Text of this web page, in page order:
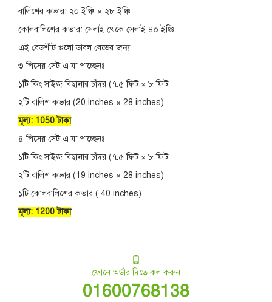
বালিশের কভার: ২০ ইঞ্চি × ২৮ ইঞ্চি
কোলবালিশের কভার: সেলাই থেকে সেলাই ৪০ ইঞ্চি
এই বেডশীট গুলো ডাবল বেডের জন্য ।
৩ পিসের সেট এ যা পাচ্ছেনঃ
১টি কিং সাইজ বিছানার চাঁদর (৭.৫ ফিট × ৮ ফিট
২টি বালিশ কভার (20 inches × 28 inches)
মূল্য: 1050 টাকা
৪ পিসের সেট এ যা পাচ্ছেনঃ
১টি কিং সাইজ বিছানার চাঁদর (৭.৫ ফিট × ৮ ফিট
২টি বালিশ কভার (19 inches × 28 inches)
১টি কোলবালিশের কভার ( 40 inches)
মূল্য: 1200 টাকা
ফোনে অর্ডার দিতে কল করুন
01600768138